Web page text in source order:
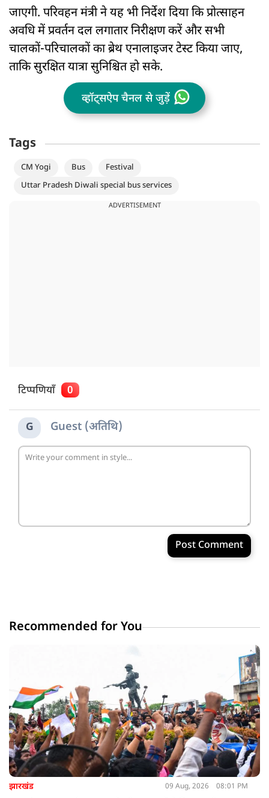
जाएगी. परिवहन मंत्री ने यह भी निर्देश दिया कि प्रोत्साहन
अवधि में प्रवर्तन दल लगातार निरीक्षण करें और सभी
चालकों-परिचालकों का ब्रेथ एनालाइजर टेस्ट किया जाए,
ताकि सुरक्षित यात्रा सुनिश्चित हो सके.
व्हॉट्सऐप चैनल से जुड़ें
Tags
CM Yogi Bus
Festival
Uttar Pradesh Diwali special bus services
ADVERTISEMENT
टिप्पणियाँ 0
G Guest (अतिथि)
Post Comment
Recommended for You
झारखंड 09 Aug, 2026 08:01 PM